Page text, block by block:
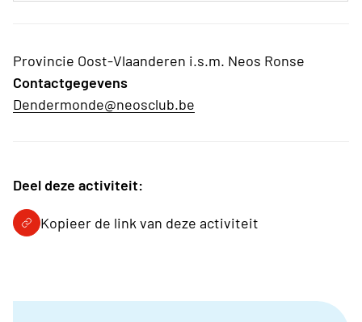
Provincie Oost-Vlaanderen i.s.m. Neos Ronse
Contactgegevens
Dendermonde@neosclub.be
Deel deze activiteit:
Kopieer de link van deze activiteit